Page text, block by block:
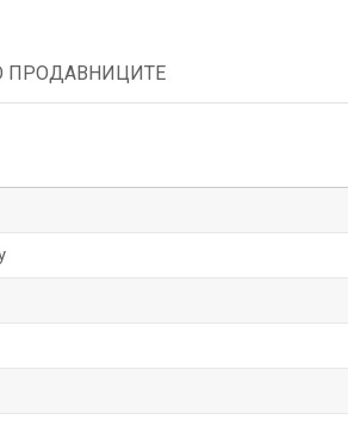
ПРОДАВНИЦИТЕ